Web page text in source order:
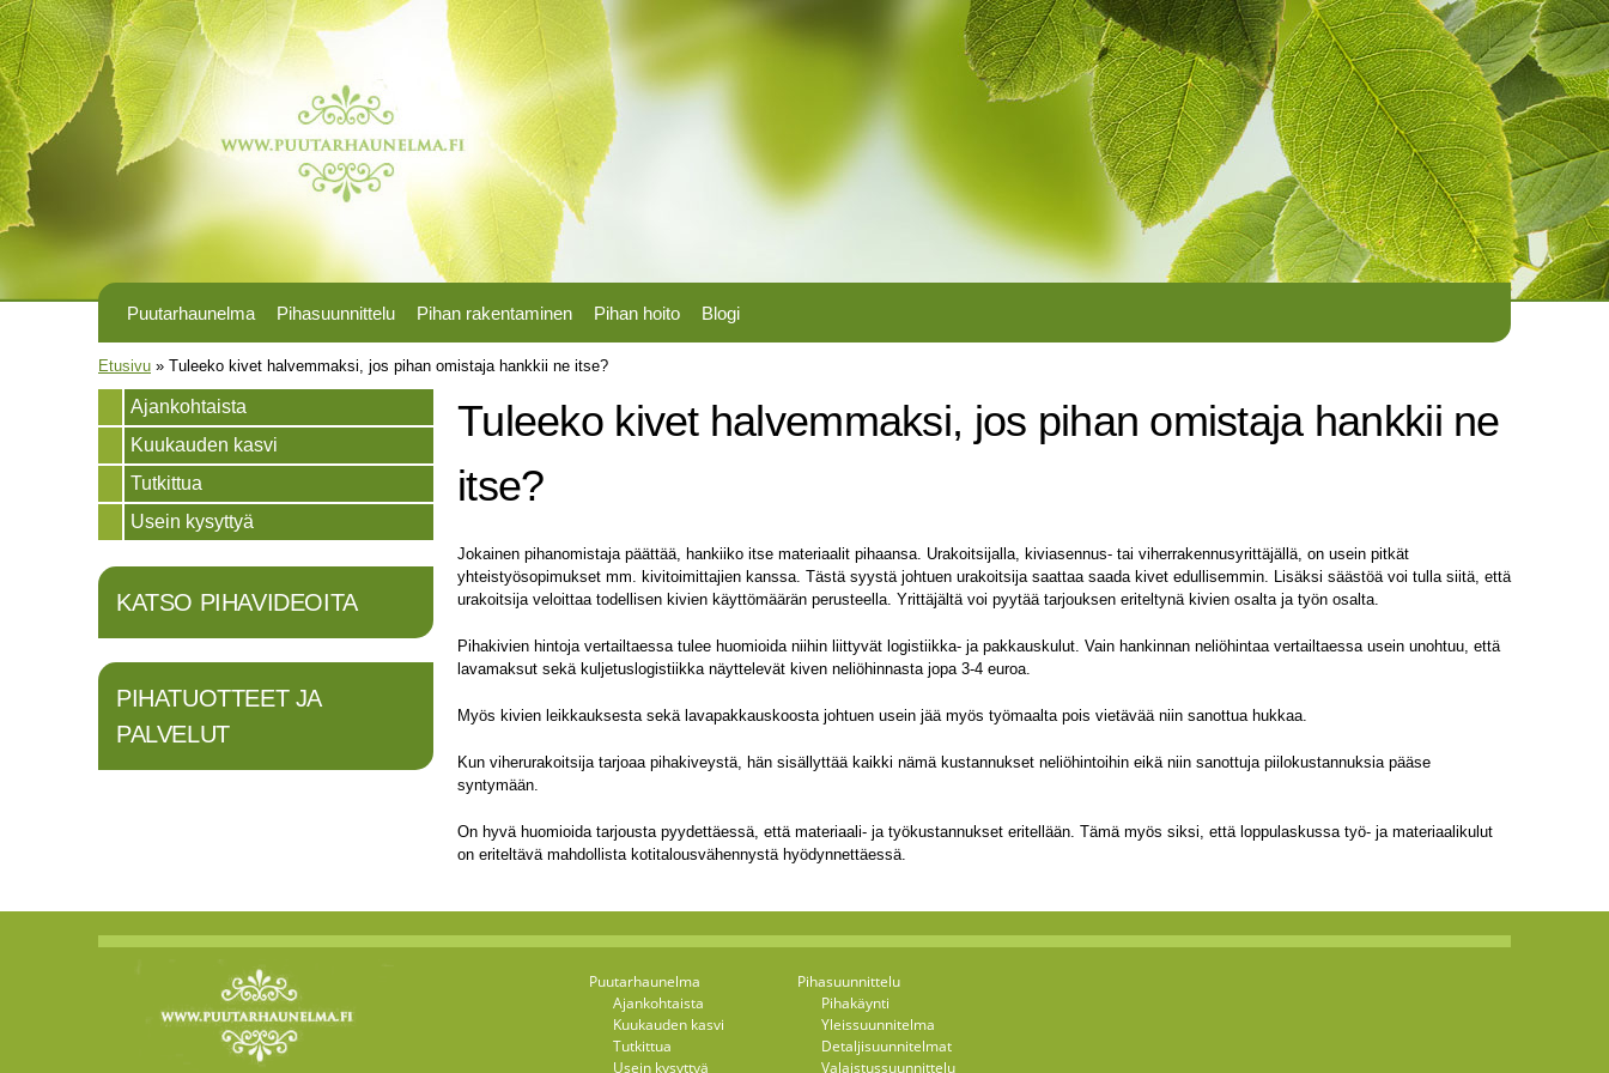
Puutarhaunelma Pihasuunnittelu Pihan rakentaminen Pihan hoito Blogi
Olet täällä
Etusivu » Tuleeko kivet halvemmaksi, jos pihan omistaja hankkii ne itse?
Ajankohtaista
Kuukauden kasvi
Tutkittua
Usein kysyttyä
KATSO PIHAVIDEOITA
PIHATUOTTEET JA
PALVELUT
Tuleeko kivet halvemmaksi, jos pihan omistaja hankkii ne
itse?
Jokainen pihanomistaja päättää, hankiiko itse materiaalit pihaansa. Urakoitsijalla, kiviasennus- tai viherrakennusyrittäjällä, on usein pitkät
yhteistyösopimukset mm. kivitoimittajien kanssa. Tästä syystä johtuen urakoitsija saattaa saada kivet edullisemmin. Lisäksi säästöä voi tulla siitä, että
urakoitsija veloittaa todellisen kivien käyttömäärän perusteella. Yrittäjältä voi pyytää tarjouksen eriteltynä kivien osalta ja työn osalta.
Pihakivien hintoja vertailtaessa tulee huomioida niihin liittyvät logistiikka- ja pakkauskulut. Vain hankinnan neliöhintaa vertailtaessa usein unohtuu, että
lavamaksut sekä kuljetuslogistiikka näyttelevät kiven neliöhinnasta jopa 3-4 euroa.
Myös kivien leikkauksesta sekä lavapakkauskoosta johtuen usein jää myös työmaalta pois vietävää niin sanottua hukkaa.
Kun viherurakoitsija tarjoaa pihakiveystä, hän sisällyttää kaikki nämä kustannukset neliöhintoihin eikä niin sanottuja piilokustannuksia pääse
syntymään.
On hyvä huomioida tarjousta pyydettäessä, että materiaali- ja työkustannukset eritellään. Tämä myös siksi, että loppulaskussa työ- ja materiaalikulut
on eriteltävä mahdollista kotitalousvähennystä hyödynnettäessä.
Puutarhaunelma
Ajankohtaista
Kuukauden kasvi
Tutkittua
Usein kysyttyä
Pihasuunnittelu
Pihakäynti
Yleissuunnitelma
Detaljisuunnitelmat
Valaistussuunnittelu